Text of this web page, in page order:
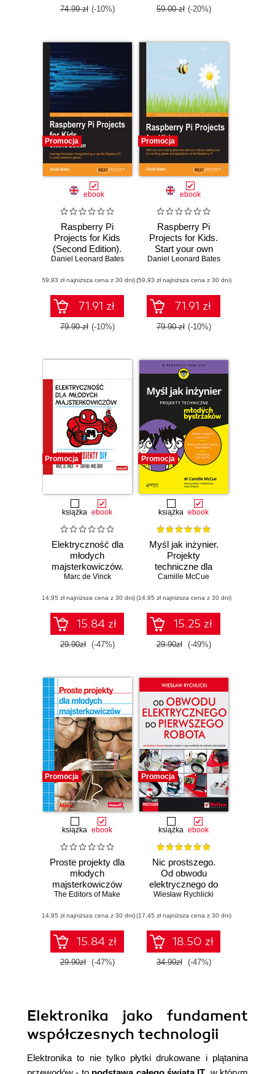
74.99 zł (-10%) 59.00 zł (-20%)
Promocja
ebook
Raspberry Pi
Projects for Kids
(Second Edition).
Leverage the
programming to
use the Raspberry
Pi to create
awesome games
Daniel Leonard Bates
(59,93 zł najniższa cena z 30 dni)
71.91 zł
79.90 zł (-10%)
Promocja
ebook
Raspberry Pi
Projects for Kids.
Start your own
coding adventure
creating cool and
exciting games
and applications on
the Raspberry Pi
Daniel Leonard Bates
(59,93 zł najniższa cena z 30 dni)
71.91 zł
79.90 zł (-10%)
Promocja
książka ebook
Elektryczność dla
młodych
majsterkowiczów.
Ciekawe projekty
Marc de Vinck
(14,95 zł najniższa cena z 30 dni)
15.84 zł
29.90zł (-47%)
Promocja
książka ebook
Myśl jak inżynier.
Projekty
techniczne dla
młodych
Camille McCue
(14,95 zł najniższa cena z 30 dni)
15.25 zł
29.90zł (-49%)
Promocja
książka ebook
Proste projekty dla
młodych
majsterkowiczów
The Editors of Make
(14,95 zł najniższa cena z 30 dni)
15.84 zł
29.90zł (-47%)
Promocja
książka ebook
Nic prostszego.
Od obwodu
elektrycznego do
pierwszego robota
Wiesław Rychlicki
(17,45 zł najniższa cena z 30 dni)
18.50 zł
34.90zł (-47%)
Elektronika jako fundament
współczesnych technologii
Elektronika to nie tylko płytki drukowane i plątanina